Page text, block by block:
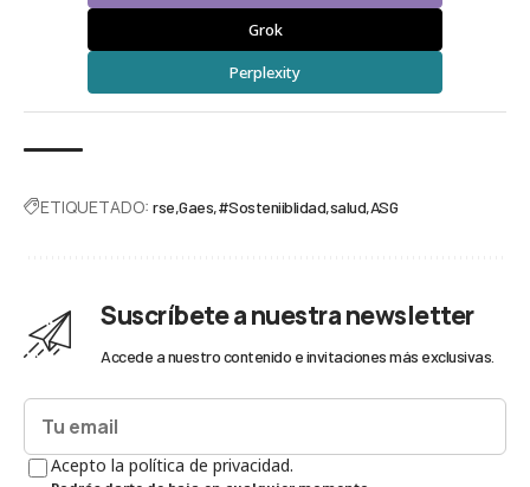
Grok
Perplexity
ETIQUETADO: rse Gaes #Sosteniiblidad salud ASG
Suscríbete a nuestra newsletter
Accede a nuestro contenido e invitaciones más exclusivas.
Acepto la política de privacidad.